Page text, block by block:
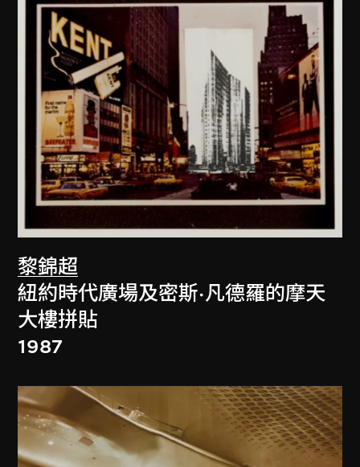
黎錦超
紐約時代廣場及密斯·凡德羅的摩天
大樓拼貼
1987